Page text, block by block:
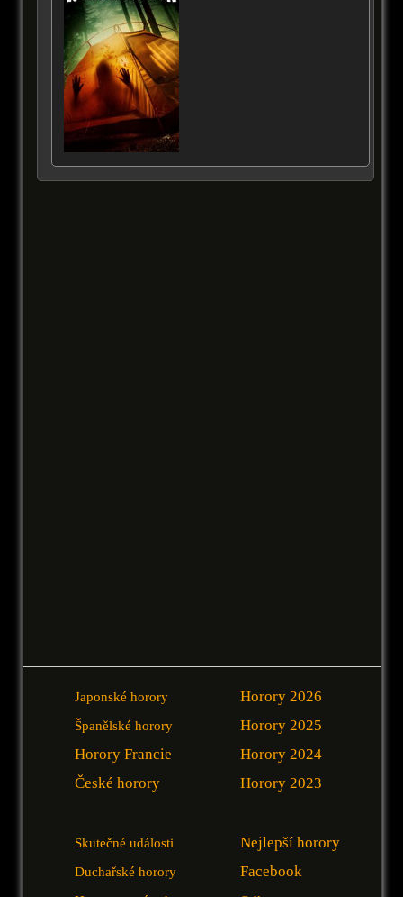
Japonské horory
Španělské horory
Horory Francie
České horory
Horory 2026
Horory 2025
Horory 2024
Horory 2023
Skutečné události
Duchařské horory
Nejlepší horory
Facebook